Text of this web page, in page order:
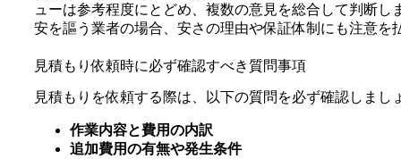
ューは参考程度にとどめ、複数の意見を総合して判断
安を謳う業者の場合、安さの理由や保証体制にも注意を
見積もり依頼時に必ず確認すべき質問事項
見積もりを依頼する際は、以下の質問を必ず確認しまし
作業内容と費用の内訳
追加費用の有無や発生条件